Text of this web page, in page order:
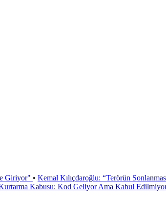
Giriyor" • Kemal Kılıçdaroğlu: “Terörün
Kabusu: Kod Geliyor Ama Kabul